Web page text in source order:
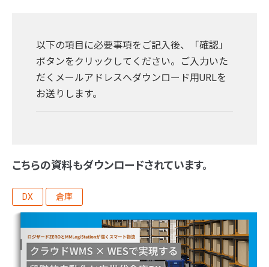
以下の項目に必要事項をご記入後、「確認」
ボタンをクリックしてください。ご入力いた
だくメールアドレスへダウンロード用URLを
お送りします。
こちらの資料もダウンロードされています。
DX 倉庫